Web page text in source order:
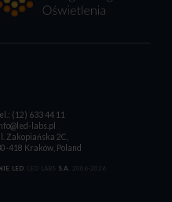
(12) 633 44 11
labs.pl
Zakopiańska 2C,
418 Kraków, Poland
LED LED LABS S.A. 2006-2026